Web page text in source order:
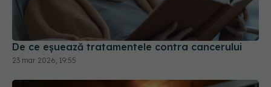
De ce eșuează tratamentele contra cancerului
23 mar 2026, 19:55